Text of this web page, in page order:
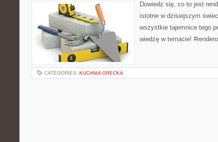
Dowiedz się, co to jest
istotne w dzisiejszym
wszystkie tajemnice tego
wiedzę w temacie!
CATEGORIES: KUCHNIA GRECKA